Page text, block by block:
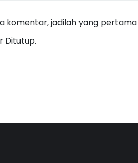
komentar, jadilah yang
Ditutup.